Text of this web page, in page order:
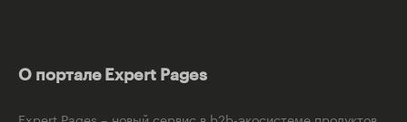
О портале Expert Pages